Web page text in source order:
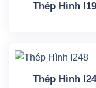
Thép Hình
Thép Hình